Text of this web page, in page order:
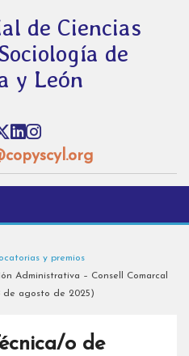
de Ciencias
de
y León
y premios
Administrativa – Consell Comarcal
de agosto de 2025)
o de